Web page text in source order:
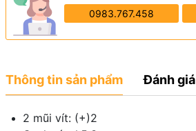
0983.767.458
Thông tin sản phẩm Đánh giá
2 mũi vít: (+)2